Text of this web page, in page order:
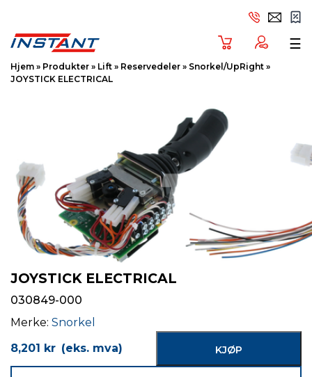
☰
Hjem » Produkter » Lift » Reservedeler » Snorkel/UpRight »
JOYSTICK ELECTRICAL
JOYSTICK ELECTRICAL
030849-000
Merke: Snorkel
KJØP
8,201 kr (eks. mva)